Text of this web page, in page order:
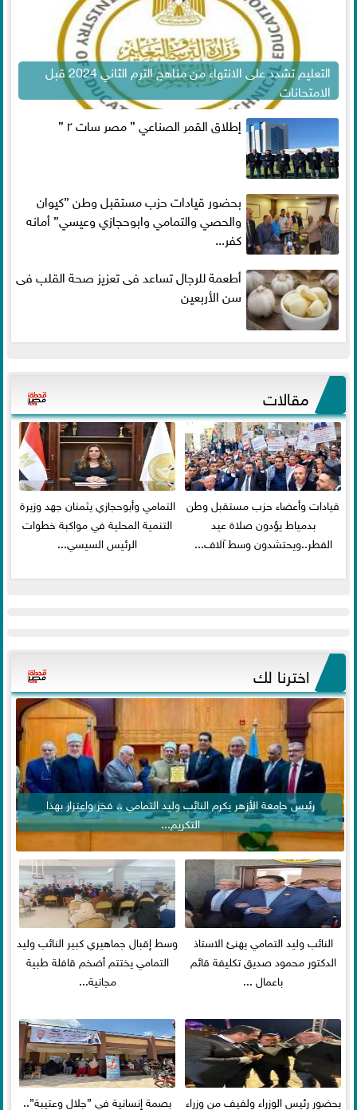
التعليم تشدد على الانتهاء من مناهج الترم الثاني 2024 قبل
الامتحانات
إطلاق القمر الصناعي ” مصر سات ٢ ”
بحضور قيادات حزب مستقبل وطن ”كيوان
والحصي والتمامي وابوحجازي وعيسي” أمانه
كفر...
أطعمة للرجال تساعد فى تعزيز صحة القلب فى
سن الأربعين
مقالات
قيادات وأعضاء حزب مستقبل وطن
بدمياط يؤدون صلاة عيد
الفطر..ويحتشدون وسط آلاف...
التمامي وأبوحجازي يثمنان جهد وزيرة
التنمية المحلية في مواكبة خطوات
الرئيس السيسي...
اخترنا لك
رئيس جامعة الأزهر يكرم النائب وليد التمامي .. فخر واعتزاز بهذا
التكريم...
النائب وليد التمامي يهنئ الاستاذ
الدكتور محمود صديق تكليفة قائم
باعمال ...
وسط إقبال جماهيري كبير النائب وليد
التمامي يختتم أضخم قافلة طبية
مجانية...
بحضور رئيس الوزراء ولفيف من وزراء
بصمة إنسانية في ”جلال وعتيبة”..